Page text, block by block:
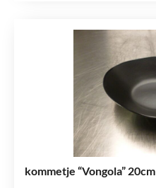
kommetje “Vongola” 20cm